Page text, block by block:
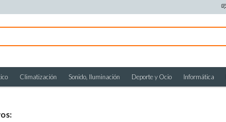
Climatización Sonido, Iluminación Deporte y Ocio Informática